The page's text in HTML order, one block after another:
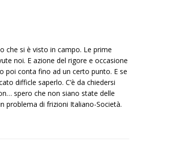
che si è visto in campo. Le prime
noi. E azione del rigore e occasione
poi conta fino ad un certo punto. E se
difficle saperlo. C’è da chiedersi
spero che non siano state delle
problema di frizioni Italiano-Società.